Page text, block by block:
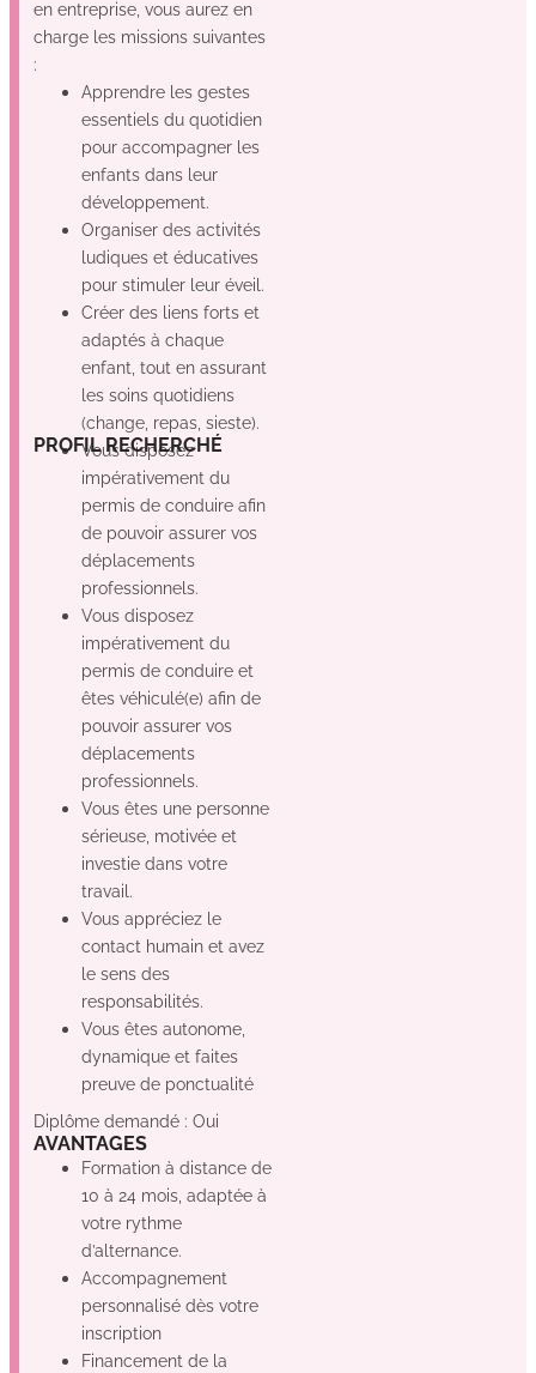
en entreprise, vous aurez en
charge les missions suivantes
:
Apprendre les gestes
essentiels du quotidien
pour accompagner les
enfants dans leur
développement.
Organiser des activités
ludiques et éducatives
pour stimuler leur éveil.
Créer des liens forts et
adaptés à chaque
enfant, tout en assurant
les soins quotidiens
(change, repas, sieste).
PROFIL RECHERCHÉ
NonNonGE
Vous disposez
impérativement du
permis de conduire afin
de pouvoir assurer vos
déplacements
professionnels.
Vous disposez
impérativement du
permis de conduire et
êtes véhiculé(e) afin de
pouvoir assurer vos
déplacements
professionnels.
Vous êtes une personne
sérieuse, motivée et
investie dans votre
travail.
Vous appréciez le
contact humain et avez
le sens des
responsabilités.
Vous êtes autonome,
dynamique et faites
preuve de ponctualité
Diplôme demandé : Oui
AVANTAGES
Formation à distance de
10 à 24 mois, adaptée à
votre rythme
d’alternance.
Accompagnement
personnalisé dès votre
inscription
Financement de la